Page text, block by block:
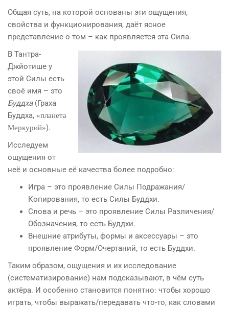
Общая суть, на которой основаны эти ощущения,
свойства и функционирования, даёт ясное
представление о том – как проявляется эта Сила.
В Тантра-
Джйотише у
этой Силы есть
своё имя – это
Буддха(Граха
Буддха, «планета
Меркурий»).
Исследуем
ощущения от
неё и основные её качества более подробно:
Игра – это проявление Силы Подражания/
Копирования, то есть Силы Буддхи.
Слова и речь – это проявление Силы Различения/
Обозначения, то есть Буддхи.
Внешние атрибуты, формы и аксессуары – это
проявление Форм/Очертаний, то есть Буддхи.
Таким образом, ощущения и их исследование
(систематизирование) нам подсказывают, в чём суть
актёра. И особенно становится понятно: чтобы хорошо
играть, чтобы выражать/передавать что-то, как словами